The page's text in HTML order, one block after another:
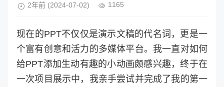
2年前 (2024-07-02) 1165
现在的PPT不仅仅是演示文稿的代名词，更是一
个富有创意和活力的多媒体平台。我一直对如何
给PPT添加生动有趣的小动画颇感兴趣，终于在
一次项目展示中，我亲手尝试并完成了我的第一